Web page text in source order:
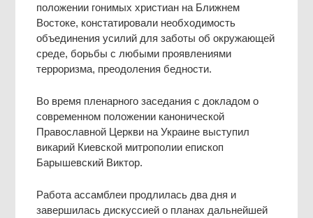
положении гонимых христиан на Ближнем
Востоке, констатировали необходимость
объединения усилий для заботы об окружающей
среде, борьбы с любыми проявлениями
терроризма, преодоления бедности.
Во время пленарного заседания с докладом о
современном положении канонической
Православной Церкви на Украине выступил
викарий Киевской митрополии епископ
Барышевский Виктор.
Работа ассамблеи продлилась два дня и
завершилась дискуссией о планах дальнейшей